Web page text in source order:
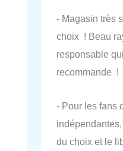
- Magasin très
choix ! Beau
responsable
recommande !
- Pour les fans
du choix et le